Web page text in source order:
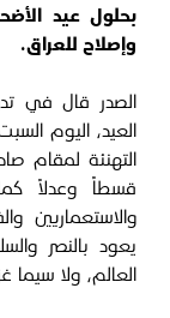
بحلول عيد
وإصلاح للعراق.
الصدر قال في
العيد، اليوم
التهنئة لمقام
قسطاً وعدلاً
والاستعماريين
يعود بالنصر
العالم، ولا سيما